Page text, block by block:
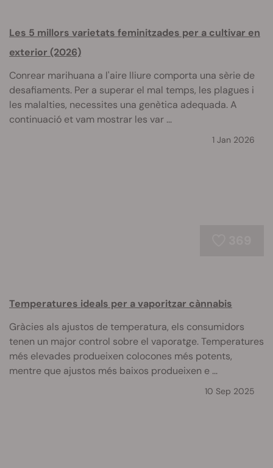
Les 5 millors varietats feminitzades per a cultivar en
exterior (2026)
Conrear marihuana a l'aire lliure comporta una sèrie de
desafiaments. Per a superar el mal temps, les plagues i
les malalties, necessites una genètica adequada. A
continuació et vam mostrar les var ...
1 Jan 2026
Temperatures ideals per a vaporitzar cànnabis
Gràcies als ajustos de temperatura, els consumidors
tenen un major control sobre el vaporatge. Temperatures
més elevades produeixen colocones més potents,
mentre que ajustos més baixos produeixen e ...
10 Sep 2025